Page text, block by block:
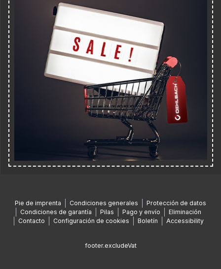
Pie de imprenta Condiciones generales
Protección de datos
Condiciones de garantía
Pilas Pago y envío
Eliminación
Contacto
Configuración de cookies Boletín Accessibility
footer.excludeVat